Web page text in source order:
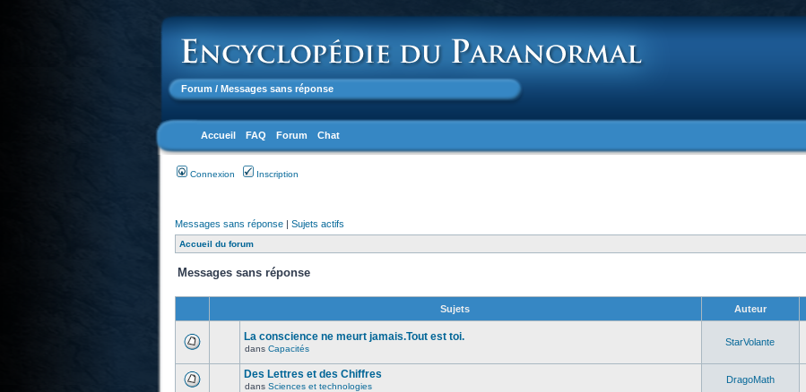
Forum / Messages sans réponse
Accueil FAQ Forum Chat
Connexion Inscription
Messages sans réponse| Sujets actifs
Accueil du forum
Messages sans réponse
Sujets Auteur
La conscience ne meurt jamais.Tout est toi.
dans Capacités
StarVolante
Des Lettres et des Chiffres
dans Sciences et technologies
DragoMath